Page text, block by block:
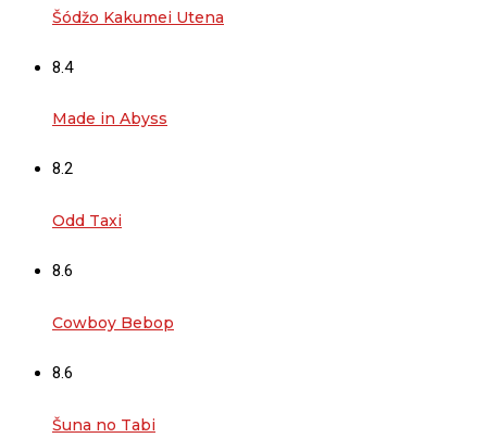
Šódžo Kakumei Utena
8.4
Made in Abyss
8.2
Odd Taxi
8.6
Cowboy Bebop
8.6
Šuna no Tabi